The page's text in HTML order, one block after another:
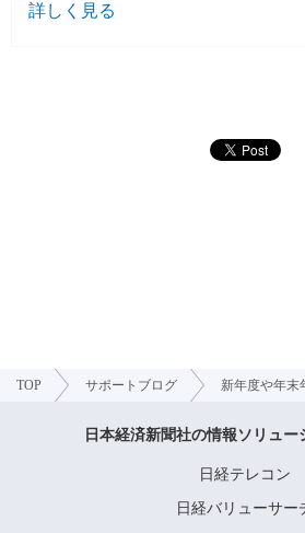
詳しく見る
TOP サポートブログ 新年度や年末
日本経済新聞社の情報ソリュー
日経テレコン
日経バリューサー